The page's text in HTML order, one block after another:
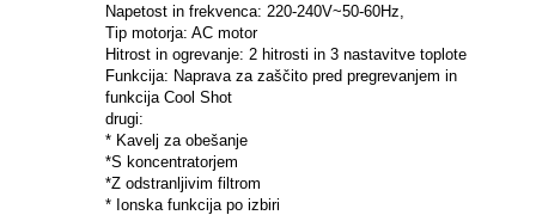
Napetost in frekvenca: 220-240V~50-60Hz,
Tip motorja: AC motor
Hitrost in ogrevanje: 2 hitrosti in 3 nastavitve toplote
Funkcija: Naprava za zaščito pred pregrevanjem in
funkcija Cool Shot
drugi:
* Kavelj za obešanje
*S koncentratorjem
*Z odstranljivim filtrom
* Ionska funkcija po izbiri